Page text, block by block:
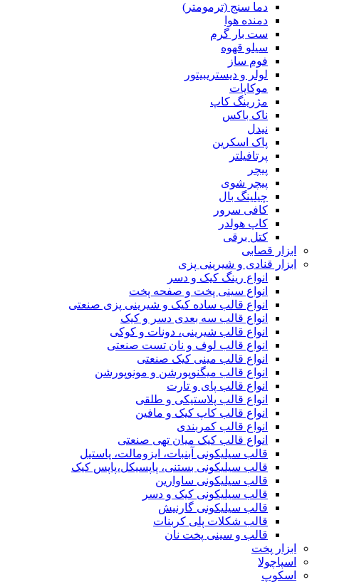
دما سنج (ترمومتر)
دمنده هوا
ست بار گرم
سیلو قهوه
فوم ساز
لولر و دیستریبیتور
موکاپات
مژرینگ کاپ
ناک باکس
نیدل
پاک اسکرین
پرتافیلتر
پیچر
پیچر شوی
چیلینگ بال
کافی سرور
کاپ هولدر
کتل برقی
ابزار قصابی
ابزار قنادی و شیرینی پزی
انواع رینگ کیک و دسر
انواع سینی پخت و صفحه پخت
انواع قالب ساده کیک و شیرینی‌ پزی صنعتی
انواع قالب سه بعدی دسر و کیک
انواع قالب شیرینی، دونات و کوکی
انواع قالب لوف و نان تست صنعتی
انواع قالب مینی کیک صنعتی
انواع قالب میگنوپورشن و مونوپورشن
انواع قالب پای و تارت
انواع قالب پلاستیکی و طلقی
انواع قالب کاپ کیک و مافین
انواع قالب کمربندی
انواع قالب کیک میان تهی صنعتی
قالب سیلیکونی آبنبات، ایزومالت، پاستیل
قالب سیلیکونی بستنی، پاپسیکل،پاپس کیک
قالب سیلیکونی ساوارین
قالب سیلیکونی کیک و دسر
قالب سیلیکونی گارنیش
قالب شکلات پلی کربنات
قالب و سینی پخت نان
ابزار پخت
اسپاچولا
اسکوپ